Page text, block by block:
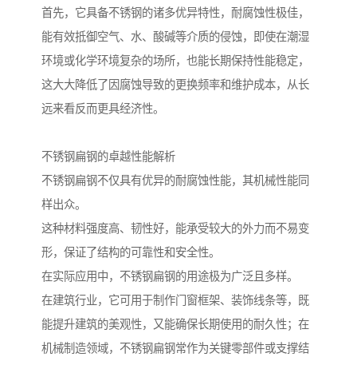
首先，它具备不锈钢的诸多优异特性，耐腐蚀性极佳，
能有效抵御空气、水、酸碱等介质的侵蚀，即使在潮湿
环境或化学环境复杂的场所，也能长期保持性能稳定，
这大大降低了因腐蚀导致的更换频率和维护成本，从长
远来看反而更具经济性。
不锈钢扁钢的卓越性能解析
不锈钢扁钢不仅具有优异的耐腐蚀性能，其机械性能同
样出众。
这种材料强度高、韧性好，能承受较大的外力而不易变
形，保证了结构的可靠性和安全性。
在实际应用中，不锈钢扁钢的用途极为广泛且多样。
在建筑行业，它可用于制作门窗框架、装饰线条等，既
能提升建筑的美观性，又能确保长期使用的耐久性；在
机械制造领域，不锈钢扁钢常作为关键零部件或支撑结